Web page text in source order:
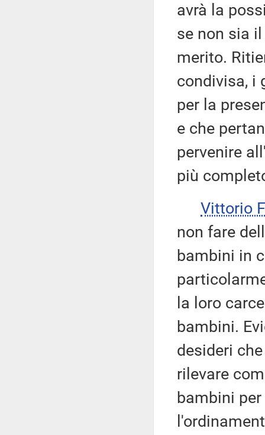
avrà la
se non sia
merito.
condivisa, i
per la
e che
pervenire
più
Vittorio
non fare
bambini in
la loro
bambini.
desideri
rilevare
bambini